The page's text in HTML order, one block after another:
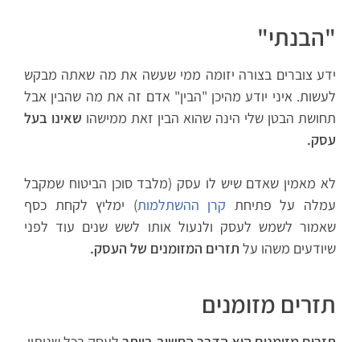
"הבנתי"
ידע צוברים בצורה יזומה ממי שעשה את מה שאתה מבקש
לעשות. איני יודע מהיכן "הבין" אדם זה את מה שהבין אבל
תחושת הבטן שלי הינה שהוא הבין זאת ממישהו שאינו בעל
עסק.
לא מאמין שאדם שיש לו עסק (מלבד סוכן הביטוח שמקבל
עמלה על פתיחת קרן ההשתלמות) ימליץ לקחת כסף
שאמור לשמש לעסק ולנעול אותו לשש שנים עוד לפני
שיודעים משהו על תזרים המזומנים של העסק.
תזרים מזומנים